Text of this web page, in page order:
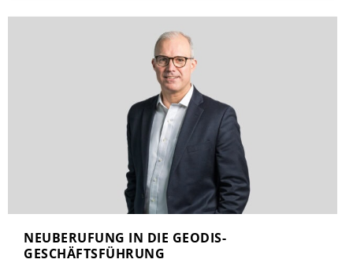
NEUBERUFUNG IN DIE GEODIS-
GESCHÄFTSFÜHRUNG